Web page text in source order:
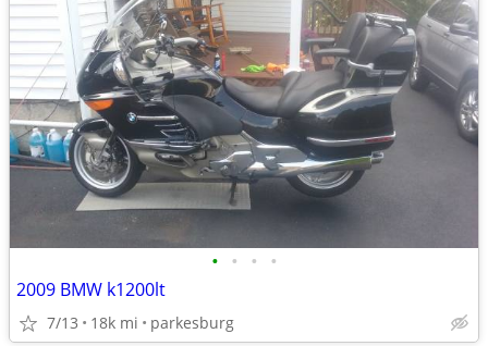
• • • •
2009 BMW k1200lt
7/13 18k mi parkesburg